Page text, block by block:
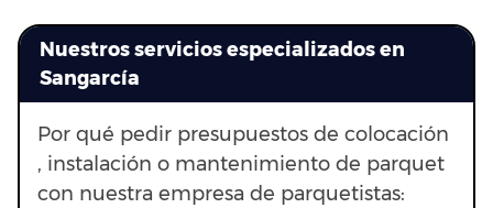
Nuestros servicios especializados en
Sangarcía
Por qué pedir presupuestos de colocación
, instalación o mantenimiento de parquet
con nuestra empresa de parquetistas: